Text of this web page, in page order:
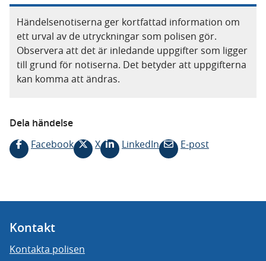
Händelsenotiserna ger kortfattad information om
ett urval av de utryckningar som polisen gör.
Observera att det är inledande uppgifter som ligger
till grund för notiserna. Det betyder att uppgifterna
kan komma att ändras.
Dela händelse
Facebook
X LinkedIn E-post
Kontakt
Kontakta polisen